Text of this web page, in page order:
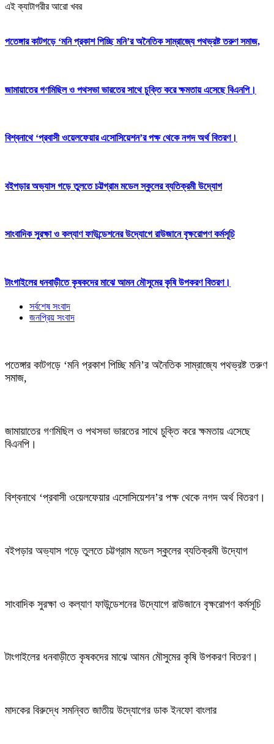
এই ক্যাটাগরীর আরো খবর
পতেঙ্গার কাটগড়ে ‘মনি প্রকাশ পিচ্ছি মনি’র অনৈতিক সাম্রাজ্যে পথভ্রষ্ট তরুণ সমাজ,
জামায়াতের গণমিছিল ও পথসভা ভারতের সাথে চুক্তি করে ক্ষমতায় এসেছে বিএনপি।
বিশ্বনাথে ‘প্রবাসী ওয়েলফেয়ার এসোসিয়েশন’র পক্ষ থেকে নগদ অর্থ বিতরণ।
বইপড়ার অভ্যাস গড়ে তুলতে চট্টগ্রাম মডেল স্কুলের ব্যতিক্রমী উদ্যোগ
সাংবাদিক সুরক্ষা ও কল্যাণ ফাউন্ডেশনের উদ্যোগে রাউজানে বৃক্ষরোপণ কর্মসূচি
টাংগাইলের ধনবাড়ীতে কৃষকদের মাঝে আমন মৌসুমের কৃষি উপকরণ বিতরণ।
সর্বশেষ সংবাদ
জনপ্রিয় সংবাদ
পতেঙ্গার কাটগড়ে ‘মনি প্রকাশ পিচ্ছি মনি’র অনৈতিক সাম্রাজ্যে পথভ্রষ্ট তরুণ
সমাজ,
জামায়াতের গণমিছিল ও পথসভা ভারতের সাথে চুক্তি করে ক্ষমতায় এসেছে
বিএনপি।
বিশ্বনাথে ‘প্রবাসী ওয়েলফেয়ার এসোসিয়েশন’র পক্ষ থেকে নগদ অর্থ বিতরণ।
বইপড়ার অভ্যাস গড়ে তুলতে চট্টগ্রাম মডেল স্কুলের ব্যতিক্রমী উদ্যোগ
সাংবাদিক সুরক্ষা ও কল্যাণ ফাউন্ডেশনের উদ্যোগে রাউজানে বৃক্ষরোপণ কর্মসূচি
টাংগাইলের ধনবাড়ীতে কৃষকদের মাঝে আমন মৌসুমের কৃষি উপকরণ বিতরণ।
মাদকের বিরুদ্ধে সমন্বিত জাতীয় উদ্যোগের ডাক ইনফো বাংলার